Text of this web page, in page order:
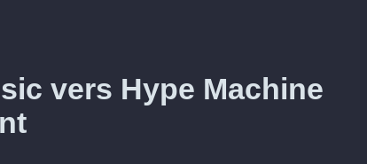
vers Hype Machine